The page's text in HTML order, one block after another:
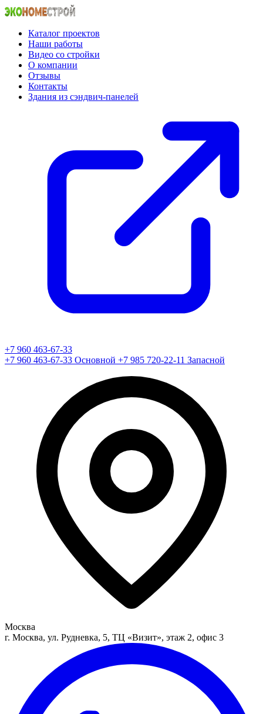
Каталог проектов
Наши работы
Видео со стройки
О компании
Отзывы
Контакты
Здания из сэндвич-панелей
+7 960 463-67-33
+7 960 463-67-33 Основной +7 985 720-22-11 Запасной
Москва
г. Москва, ул. Рудневка, 5, ТЦ «Визит», этаж 2, офис 3